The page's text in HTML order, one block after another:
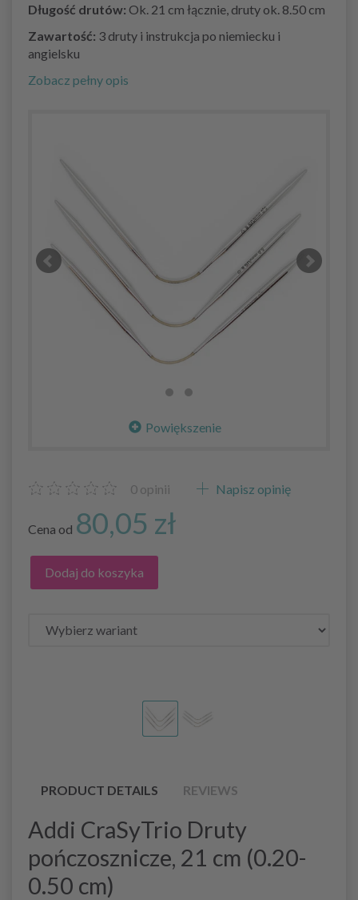
Długość drutów: Ok. 21 cm łącznie, druty ok. 8.50 cm
Zawartość: 3 druty i instrukcja po niemiecku i
angielsku
Zobacz pełny opis
Powiększenie
0 opinii Napisz opinię
Cena od 80,05 zł
Dodaj do koszyka
PRODUCT DETAILS REVIEWS
Addi CraSyTrio Druty
pończosznicze, 21 cm (0.20-
0.50 cm)